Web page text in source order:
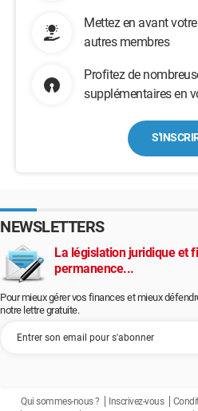
Mettez en avant
autres membres
Profitez de
supplémentaires en
NEWSLETTERS
La législation juridique et
permanence...
Pour mieux gérer vos finances et mieux
notre lettre gratuite.
Qui sommes-nous ? Inscrivez-vous